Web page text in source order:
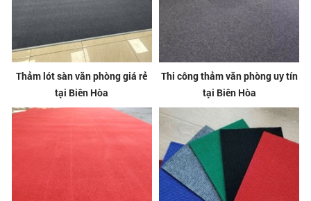
Thảm lót sàn văn phòng giá rẻ
tại Biên Hòa
Thi công thảm văn phòng uy tín
tại Biên Hòa